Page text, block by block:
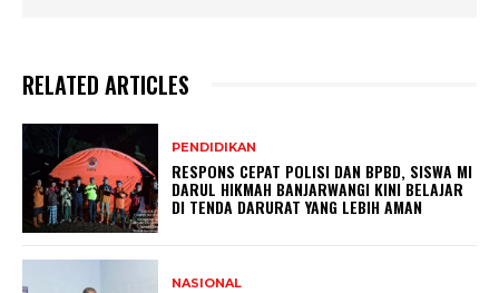
RELATED ARTICLES
PENDIDIKAN
RESPONS CEPAT POLISI DAN BPBD, SISWA MI
DARUL HIKMAH BANJARWANGI KINI BELAJAR
DI TENDA DARURAT YANG LEBIH AMAN
NASIONAL